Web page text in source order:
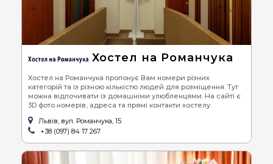
Хостел на Романчука
Хостел на Романчука пропонує Вам номери різних
категорій та із різною кількістю людей для розміщення. Тут
можна відпочивати із домашніми улюбленцями. На сайті є
3D фото номерів, адреса та прямі контакти хостелу.
Львів, вул. Романчука, 15
+38 (097) 84 17 267